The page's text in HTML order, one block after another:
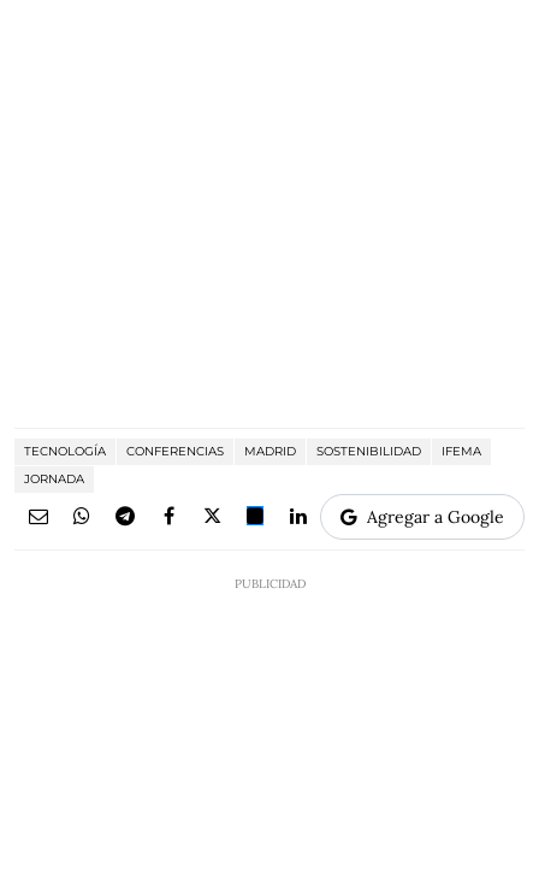
TECNOLOGÍA CONFERENCIAS MADRID SOSTENIBILIDAD
IFEMA
JORNADA
Agregar a Google